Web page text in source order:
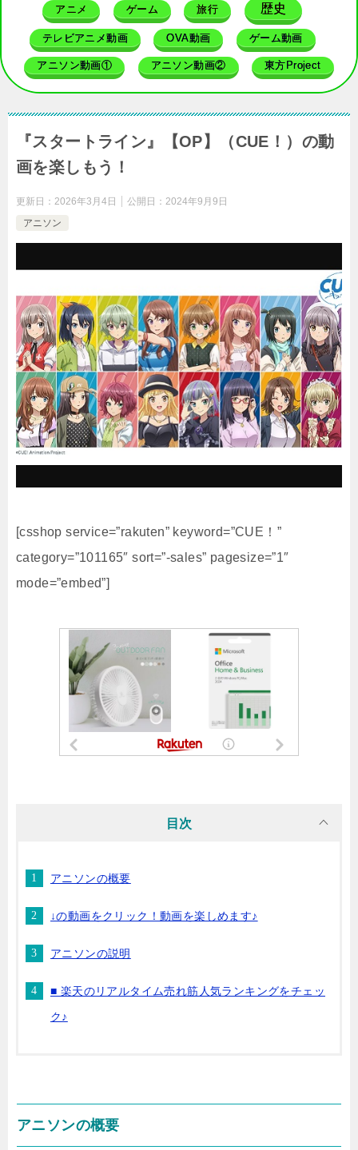
アニメ ゲーム 旅行 歴史
テレビアニメ動画 OVA動画 ゲーム動画
アニソン動画① アニソン動画② 東方Project
『スタートライン』【OP】（CUE！）の動
画を楽しもう！
更新日： 2026年3月4日 公開日： 2024年9月9日
アニソン
[csshop service=”rakuten” keyword=”CUE！”
category=”101165″ sort=”-sales” pagesize=”1″
mode=”embed”]
目次
アニソンの概要
↓の動画をクリック！動画を楽しめます♪
アニソンの説明
■ 楽天のリアルタイム売れ筋人気ランキングをチェッ
ク♪
アニソンの概要